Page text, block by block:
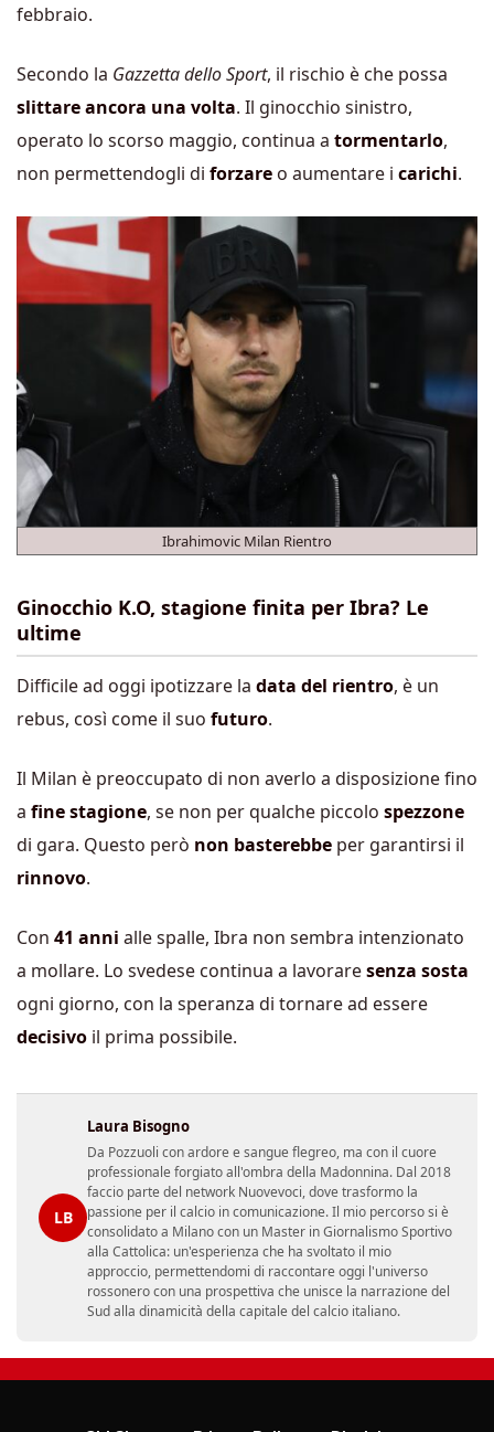
febbraio.
Secondo la Gazzetta dello Sport, il rischio è che possa
slittare ancora una volta. Il ginocchio sinistro,
operato lo scorso maggio, continua a tormentarlo,
non permettendogli di forzare o aumentare i carichi.
Ibrahimovic Milan Rientro
Ginocchio K.O, stagione finita per Ibra? Le
ultime
Difficile ad oggi ipotizzare la data del rientro, è un
rebus, così come il suo futuro.
Il Milan è preoccupato di non averlo a disposizione fino
a fine stagione, se non per qualche piccolo spezzone
di gara. Questo però non basterebbe per garantirsi il
rinnovo.
Con 41 anni alle spalle, Ibra non sembra intenzionato
a mollare. Lo svedese continua a lavoraresenza sosta
ogni giorno, con la speranza di tornare ad essere
decisivo il prima possibile.
LB
Laura Bisogno
Da Pozzuoli con ardore e sangue flegreo, ma con il cuore
professionale forgiato all'ombra della Madonnina. Dal 2018
faccio parte del network Nuovevoci, dove trasformo la
passione per il calcio in comunicazione. Il mio percorso si è
consolidato a Milano con un Master in Giornalismo Sportivo
alla Cattolica: un'esperienza che ha svoltato il mio
approccio, permettendomi di raccontare oggi l'universo
rossonero con una prospettiva che unisce la narrazione del
Sud alla dinamicità della capitale del calcio italiano.